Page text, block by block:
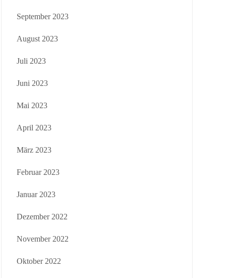
September 2023
August 2023
Juli 2023
Juni 2023
Mai 2023
April 2023
März 2023
Februar 2023
Januar 2023
Dezember 2022
November 2022
Oktober 2022